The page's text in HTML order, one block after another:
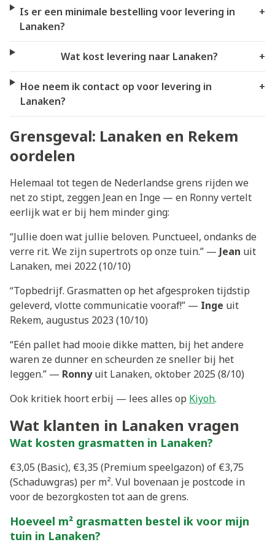
Is er een minimale bestelling voor levering in
Lanaken?
+
Wat kost levering naar Lanaken? +
Hoe neem ik contact op voor levering in
Lanaken?
+
Grensgeval: Lanaken en Rekem
oordelen
Helemaal tot tegen de Nederlandse grens rijden we
net zo stipt, zeggen Jean en Inge — en Ronny vertelt
eerlijk wat er bij hem minder ging:
“Jullie doen wat jullie beloven. Punctueel, ondanks de
verre rit. We zijn supertrots op onze tuin.” — Jean uit
Lanaken, mei 2022 (10/10)
“Topbedrijf. Grasmatten op het afgesproken tijdstip
geleverd, vlotte communicatie vooraf!” — Inge uit
Rekem, augustus 2023 (10/10)
“Eén pallet had mooie dikke matten, bij het andere
waren ze dunner en scheurden ze sneller bij het
leggen.” — Ronnyuit Lanaken, oktober 2025 (8/10)
Ook kritiek hoort erbij — lees alles op Kiyoh.
Wat klanten in Lanaken vragen
Wat kosten grasmatten in Lanaken?
€3,05 (Basic), €3,35 (Premium speelgazon) of €3,75
(Schaduwgras) per m². Vul bovenaan je postcode in
voor de bezorgkosten tot aan de grens.
Hoeveel m² grasmatten bestel ik voor mijn
tuin in Lanaken?